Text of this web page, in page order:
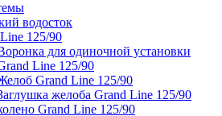
водосток
125/90
для одиночной установки
Line 125/90
Grand Line 125/90
желоба Grand Line 125/90
Grand Line 125/90